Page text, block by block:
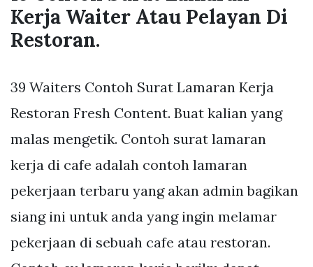
Kerja Waiter Atau Pelayan Di
Restoran.
39 Waiters Contoh Surat Lamaran Kerja
Restoran Fresh Content. Buat kalian yang
malas mengetik. Contoh surat lamaran
kerja di cafe adalah contoh lamaran
pekerjaan terbaru yang akan admin bagikan
siang ini untuk anda yang ingin melamar
pekerjaan di sebuah cafe atau restoran.